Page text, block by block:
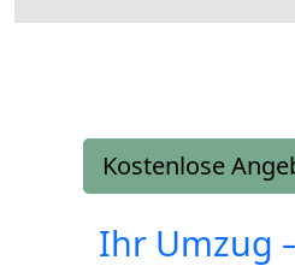
Kostenlose
Ihr Umzug